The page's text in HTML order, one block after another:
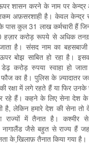
शासन करने के नाम पर केन्द्र
अफ़सरशाही है। केवल केन्द्र
पास कुल 31 लाख कर्मचारी हैं
करोड़ रूपये से अधिक
जाता है। संसद नाम का
बोझ साबित हो रहा है।
डेढ़ करोड़ रुपया स्वाहा हो
का है। पुलिस के ज़्यादातर
रक्षा में लगे रहते हैं या फिर उनके
रहे हैं। कहने के लिए सेना देश के
है, लेकिन हमारे देश की सेना तो
राज्यों में तैनात है। कश्मीर
जैसे बहुत से राज्य हैं
के खि़लाफ़ तैनात किया गया है।